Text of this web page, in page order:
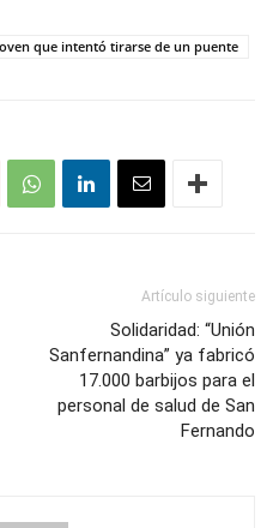
que intentó tirarse de un puente
Artículo siguiente
Solidaridad: “Unión
Sanfernandina” ya fabricó
17.000 barbijos para el
personal de salud de San
Fernando